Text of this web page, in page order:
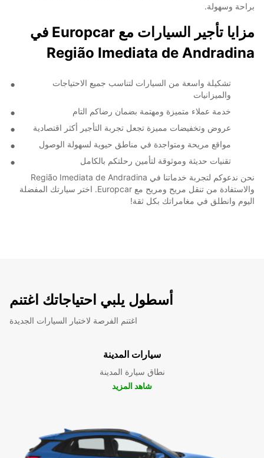
براحة وسهولة.
مزايا تأجير السيارات مع Europcar في
Região Imediata de Andradina
تشكيلة واسعة من السيارات لتناسب جميع الاحتياجات
والميزانيات
خدمة عملاء متميزة ومهتمة بضمان رضاكم التام
عروض وتخفيضات مميزة تجعل تجربة التأجير أكثر اقتصادية
مواقع مريحة ومتواجدة في مناطق حيوية لسهولة الوصول
تقنيات حديثة وموثوقة لتأمين رحلتكم بالكامل
نحن ندعوكم لتجربة خدماتنا في Região Imediata de Andradina
والاستفادة من تنقل مريح ومريح مع Europcar. اختر سيارتك المفضلة
اليوم وانطلق في مغامراتك بكل ثقة!
أسطول يلبي احتياجاتك اغتنم
اغتنم الفرصة لاختبار السيارات الجديدة
سيارات المدينة
نطاق سيارة المدينة
شاهد المزيد